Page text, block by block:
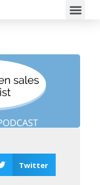
Twitter